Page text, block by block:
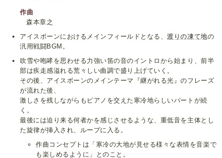
作曲
森本章之
アイスボーンにおけるメインフィールドとなる、渡りの凍て地の
汎用戦闘BGM。
吹雪や咆哮を思わせる力強い笛の音のイントロから始まり、前半
部は疾走感溢れる荒々しい曲調で盛り上げていく。
その後、アイスボーンのメインテーマ『継がれる光』のフレーズ
が流れた後、
激しさを残しながらもピアノを交えた寒冷地らしいパートが続
く。
最後には迫り来る何者かを感じさせるような、重低音を主体とし
た旋律が挿入され、ループに入る。
作曲コンセプトは「寒冷の大地が見せる様々な表情を音楽で
も楽しめるように」とのこと。